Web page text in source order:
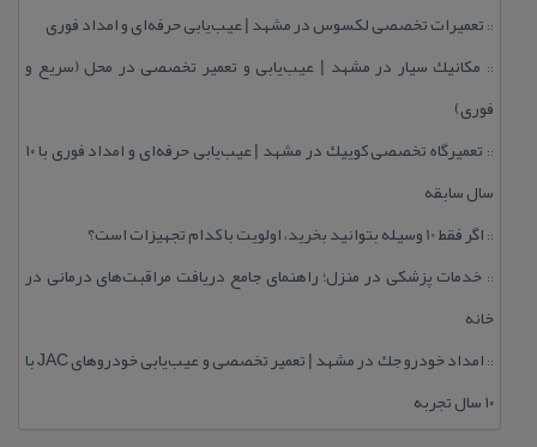
:: تعمیرات تخصصی لكسوس در مشهد | عیب‌یابی حرفه‌ای و امداد فوری
:: مكانیك سیار در مشهد | عیب‌یابی و تعمیر تخصصی در محل (سریع و
فوری)
::
تعمیرگاه تخصصی كوییك در مشهد | عیب‌یابی حرفه‌ای و امداد فوری با ۱۰
سال سابقه
:: اگر فقط 10 وسیله بتوانید بخرید، اولویت با كدام تجهیزات است؟
:: خدمات پزشكی در منزل؛ راهنمای جامع دریافت مراقبت‌های درمانی در
خانه
::
امداد خودرو جك در مشهد | تعمیر تخصصی و عیب‌یابی خودروهای JAC با
۱۰ سال تجربه